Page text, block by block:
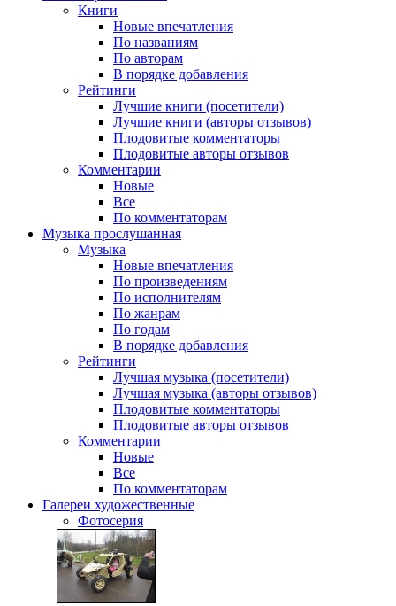
Книги
Новые впечатления
По названиям
По авторам
В порядке добавления
Рейтинги
Лучшие книги (посетители)
Лучшие книги (авторы отзывов)
Плодовитые комментаторы
Плодовитые авторы отзывов
Комментарии
Новые
Все
По комментаторам
Музыка прослушанная
Музыка
Новые впечатления
По произведениям
По исполнителям
По жанрам
По годам
В порядке добавления
Рейтинги
Лучшая музыка (посетители)
Лучшая музыка (авторы отзывов)
Плодовитые комментаторы
Плодовитые авторы отзывов
Комментарии
Новые
Все
По комментаторам
Галереи художественные
Фотосерия